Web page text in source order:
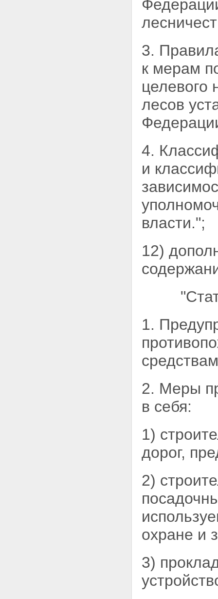
3.
к мерам
целевого
лесов
4.
и
власти.";
12)
1.
2. Меры
в себя:
1)
дорог,
2)
охране и
3)